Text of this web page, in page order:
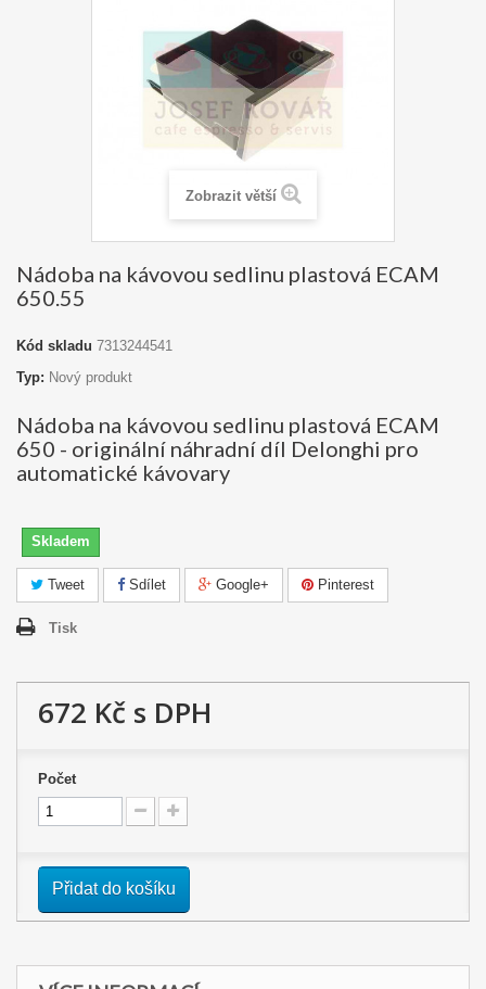
Zobrazit větší
Nádoba na kávovou sedlinu plastová ECAM
650.55
Kód skladu 7313244541
Typ: Nový produkt
Nádoba na kávovou sedlinu plastová ECAM
650 - originální náhradní díl Delonghi pro
automatické kávovary
Skladem
Tweet Sdílet Google+ Pinterest
Tisk
672 Kč s DPH
Počet
Přidat do košíku